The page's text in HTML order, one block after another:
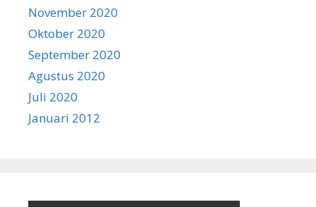
November 2020
Oktober 2020
September 2020
Agustus 2020
Juli 2020
Januari 2012